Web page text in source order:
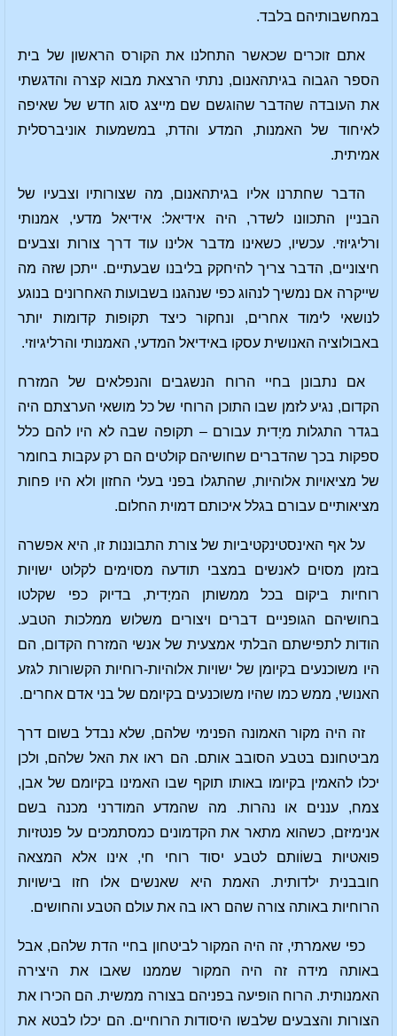
במחשבותיהם בלבד.
אתם זוכרים שכאשר התחלנו את הקורס הראשון של בית
הספר הגבוה בגיתהאנום, נתתי הרצאת מבוא קצרה והדגשתי
את העובדה שהדבר שהוגשם שם מייצג סוג חדש של שאיפה
לאיחוד של האמנות, המדע והדת, במשמעות אוניברסלית
אמיתית.
הדבר שחתרנו אליו בגיתהאנום, מה שצורותיו וצבעיו של
הבניין התכוונו לשדר, היה אידיאל: אידיאל מדעי, אמנותי
ורליגיוזי. עכשיו, כשאינו מדבר אלינו עוד דרך צורות וצבעים
חיצוניים, הדבר צריך להיחקק בליבנו שבעתיים. ייתכן שזה מה
שייקרה אם נמשיך לנהוג כפי שנהגנו בשבועות האחרונים בנוגע
לנושאי לימוד אחרים, ונחקור כיצד תקופות קדומות יותר
באבולוציה האנושית עסקו באידיאל המדעי, האמנותי והרליגיוזי.
אם נתבונן בחיי הרוח הנשגבים והנפלאים של המזרח
הקדום, נגיע לזמן שבו התוכן הרוחי של כל מושאי הערצתם היה
בגדר התגלות מיָדית עבורם – תקופה שבה לא היו להם כלל
ספקות בכך שהדברים שחושיהם קולטים הם רק עקבות בחומר
של מציאויות אלוהיות, שהתגלו בפני בעלי החזון ולא היו פחות
מציאותיים עבורם בגלל איכותם דמוית החלום.
על אף האינסטינקטיביות של צורת התבוננות זו, היא אפשרה
בזמן מסוים לאנשים במצבי תודעה מסוימים לקלוט ישויות
רוחיות ביקום בכל ממשותן המיָדית, בדיוק כפי שקלטו
בחושיהם הגופניים דברים ויצורים משלוש ממלכות הטבע.
הודות לתפישתם הבלתי אמצעית של אנשי המזרח הקדום, הם
היו משוכנעים בקיומן של ישויות אלוהיות-רוחיות הקשורות לגזע
האנושי, ממש כמו שהיו משוכנעים בקיומם של בני אדם אחרים.
זה היה מקור האמונה הפנימי שלהם, שלא נבדל בשום דרך
מביטחונם בטבע הסובב אותם. הם ראו את האל שלהם, ולכן
יכלו להאמין בקיומו באותו תוקף שבו האמינו בקיומם של אבן,
צמח, עננים או נהרות. מה שהמדע המודרני מכנה בשם
אנימיזם, כשהוא מתאר את הקדמונים כמסתמכים על פנטזיות
פואטיות בשוֹותם לטבע יסוד רוחי חי, אינו אלא המצאה
חובבנית ילדותית. האמת היא שאנשים אלו חזו בישויות
הרוחיות באותה צורה שהם ראו בה את עולם הטבע והחושים.
כפי שאמרתי, זה היה המקור לביטחון בחיי הדת שלהם, אבל
באותה מידה זה היה המקור שממנו שאבו את היצירה
האמנותית. הרוח הופיעה בפניהם בצורה ממשית. הם הכירו את
הצורות והצבעים שלבשו היסודות הרוחיים. הם יכלו לבטא את